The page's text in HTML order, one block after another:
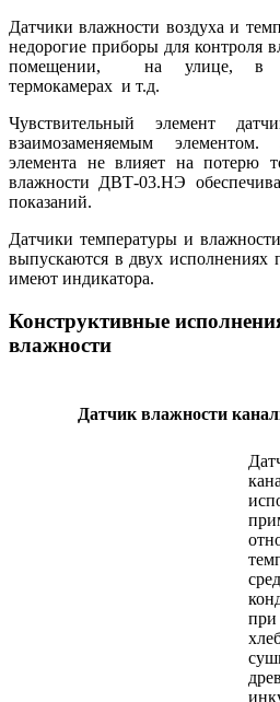
Датчики влажности воздуха и
недорогие приборы для контроля
помещении, на улице, в
термокамерах и т.д.
Чувствительный элемент
взаимозаменяемым элементом.
элемента не влияет на потерю
влажности ДВТ-03.НЭ
показаний.
Датчики температуры и
выпускаются в двух
имеют индикатора.
Конструктивные
влажности
Датчик влажности